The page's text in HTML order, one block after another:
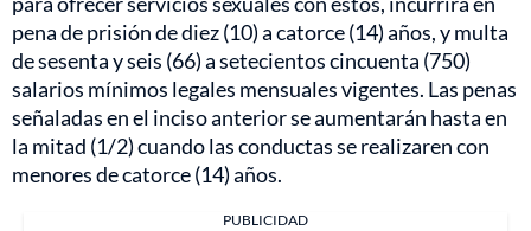
pena de prisión de diez (10) a catorce (14) años, y multa
de sesenta y seis (66) a setecientos cincuenta (750)
salarios mínimos legales mensuales vigentes. Las penas
señaladas en el inciso anterior se aumentarán hasta en
la mitad (1/2) cuando las conductas se realizaren con
menores de catorce (14) años.
PUBLICIDAD